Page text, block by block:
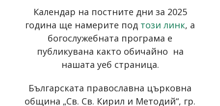
Календар на постните дни за 2025
година ще намерите под този линк, а
богослужебната програма е
публикувана както обичайно на
нашата уеб страница.
Българската православна църковна
община „Св. Св. Кирил и Методий“, гр.